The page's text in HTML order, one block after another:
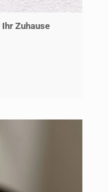
Zuhause